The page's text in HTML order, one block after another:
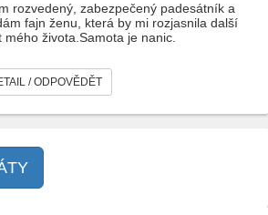
rozvedený, zabezpečený padesátník a
fajn ženu, která by mi rozjasnila další
mého života.Samota je nanic.
/ ODPOVĚDĚT